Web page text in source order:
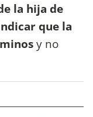
la hija de
que la
y no